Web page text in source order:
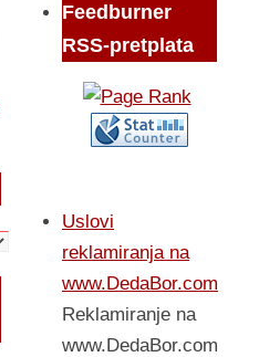
Feedburner
RSS-pretplata
Uslovi
reklamiranja na
www.DedaBor.com
Reklamiranje na
www.DedaBor.com